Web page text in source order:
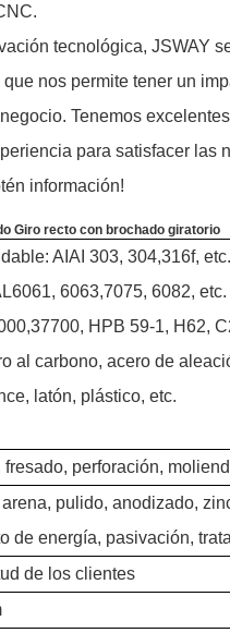
tecnológica, JSWAY
nos permite tener un
Tenemos
para satisfacer
información!
Giro recto con brochado giratorio
AIAI 303, 304,316f, etc.
6063,7075, 6082, etc.
HPB 59-1, H62,
al carbono, acero de
latón, plástico, etc.
perforación,
pulido, anodizado,
de energía, pasivación,
de los clientes